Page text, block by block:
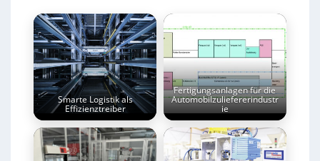
Smarte Logistik als
Effizienztreiber
Fertigungsanlagen für die
Automobilzuliefererindustr
ie